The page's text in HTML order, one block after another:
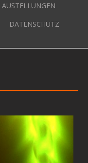
AUSTELLUNGEN
DATENSCHUTZ